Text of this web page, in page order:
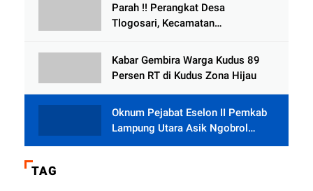
Parah !! Perangkat Desa
Tlogosari, Kecamatan
Rumah dari BAZNAS
Kabar Gembira Warga Kudus 89
Persen RT di Kudus Zona Hijau
Oknum Pejabat Eselon II Pemkab
Lampung Utara Asik Ngobrol
Dengan Teman Kencan Wanitanya
TAG